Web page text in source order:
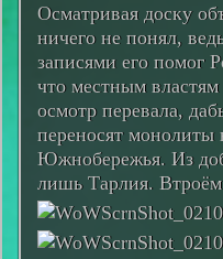
Осматривая доску
ничего не понял,
записями его помог
что местным
осмотр перевала,
переносят монолиты
Южнобережья. Из
лишь Тарлия.